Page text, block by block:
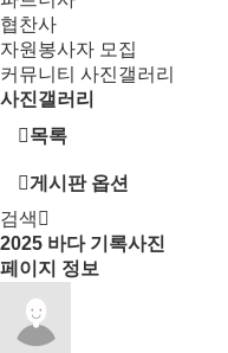
협찬사
자원봉사자 모집
커뮤니티 사진갤러리
사진갤러리
목록
게시판 옵션
검색
2025 바다 기록사진
페이지 정보